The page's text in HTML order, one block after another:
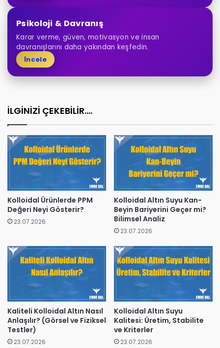
Psikoloji & Davranış
Karar verme, güven, motivasyon ve insan
davranışlarını daha yakından keşfedin.
İncele
İLGİNİZİ ÇEKEBİLİR....
Kolloidal Ürünlerde PPM
Değeri Neyi Gösterir?
23.07.2026
Kolloidal Altın Suyu Kan-
Beyin Bariyerini Geçer mi?
Bilimsel Analiz
23.07.2026
Kaliteli Kolloidal Altın Nasıl
Anlaşılır? (Görsel ve Fiziksel
Testler)
23.07.2026
Kolloidal Altın Suyu
Kalitesi: Üretim, Stabilite
ve Kriterler
23.07.2026